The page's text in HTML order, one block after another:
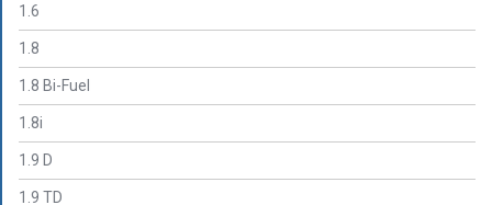
1.6
1.8
1.8 Bi-Fuel
1.8i
1.9 D
1.9 TD